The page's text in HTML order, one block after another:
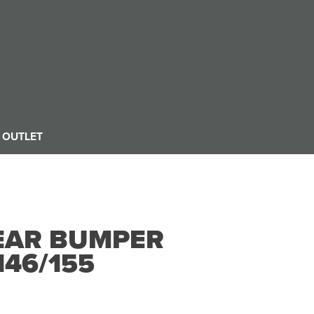
OUTLET
BUMPER
155